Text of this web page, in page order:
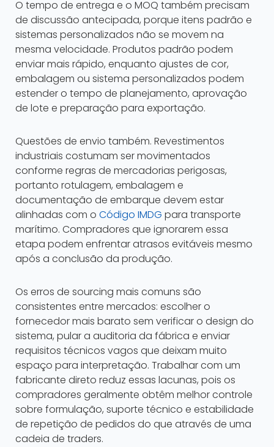
O tempo de entrega e o MOQ também precisam
de discussão antecipada, porque itens padrão e
sistemas personalizados não se movem na
mesma velocidade. Produtos padrão podem
enviar mais rápido, enquanto ajustes de cor,
embalagem ou sistema personalizados podem
estender o tempo de planejamento, aprovação
de lote e preparação para exportação.
Questões de envio também. Revestimentos
industriais costumam ser movimentados
conforme regras de mercadorias perigosas,
portanto rotulagem, embalagem e
documentação de embarque devem estar
alinhadas com o Código IMDG para transporte
marítimo. Compradores que ignorarem essa
etapa podem enfrentar atrasos evitáveis mesmo
após a conclusão da produção.
Os erros de sourcing mais comuns são
consistentes entre mercados: escolher o
fornecedor mais barato sem verificar o design do
sistema, pular a auditoria da fábrica e enviar
requisitos técnicos vagos que deixam muito
espaço para interpretação. Trabalhar com um
fabricante direto reduz essas lacunas, pois os
compradores geralmente obtêm melhor controle
sobre formulação, suporte técnico e estabilidade
de repetição de pedidos do que através de uma
cadeia de traders.